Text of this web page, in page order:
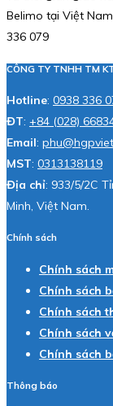
Belimo tại Việt
336 079
CÔNG TY TNHH TM
Hotline: 0938 336
ĐT: +84 (028)
Email:
MST: 0313138119
Địa chỉ: 933/5/2C
Minh, Việt Nam.
Chính sách
Chính sách
Chính sách
Chính sách
Chính sách
Chính sách
Thông báo